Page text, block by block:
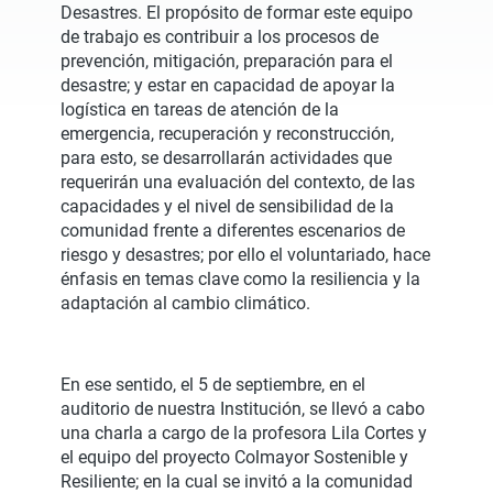
Desastres. El propósito de formar este equipo
de trabajo es contribuir a los procesos de
prevención, mitigación, preparación para el
desastre; y estar en capacidad de apoyar la
logística en tareas de atención de la
emergencia, recuperación y reconstrucción,
para esto, se desarrollarán actividades que
requerirán una evaluación del contexto, de las
capacidades y el nivel de sensibilidad de la
comunidad frente a diferentes escenarios de
riesgo y desastres; por ello el voluntariado, hace
énfasis en temas clave como la resiliencia y la
adaptación al cambio climático.
En ese sentido, el 5 de septiembre, en el
auditorio de nuestra Institución, se llevó a cabo
una charla a cargo de la profesora Lila Cortes y
el equipo del proyecto Colmayor Sostenible y
Resiliente; en la cual se invitó a la comunidad